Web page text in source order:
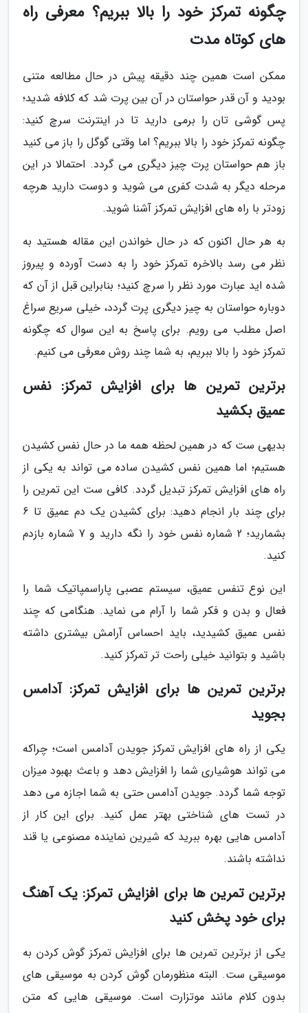
چگونه تمرکز خود را بالا ببریم؟ معرفی راه
های کوتاه مدت
ممکن است همین چند دقیقه پیش در حال مطالعه متنی
بودید و آن قدر حواستان در آن بین پرت شد که کلافه شدید؛
پس گوشی تان را برمی دارید تا در اینترنت سرچ کنید:
چگونه تمرکز خود را بالا ببریم؟ اما وقتی گوگل را باز می کنید
باز هم حواستان پرت چیز دیگری می گردد. احتمالا در این
مرحله دیگر به شدت کفری می شوید و دوست دارید هرچه
زودتر با راه های افزایش تمرکز آشنا شوید.
به هر حال اکنون که در حال خواندن این مقاله هستید به
نظر می رسد بالاخره تمرکز خود را به دست آورده و پیروز
شده اید عبارت مورد نظر را سرچ کنید؛ بنابراین قبل از آن که
دوباره حواستان به چیز دیگری پرت گردد، خیلی سریع سراغ
اصل مطلب می رویم. برای پاسخ به این سوال که چگونه
تمرکز خود را بالا ببریم، به شما چند روش معرفی می کنیم.
برترین تمرین ها برای افزایش تمرکز: نفس
عمیق بکشید
بدیهی ست که در همین لحظه همه ما در حال نفس کشیدن
هستیم؛ اما همین نفس کشیدن ساده می تواند به یکی از
راه های افزایش تمرکز تبدیل گردد. کافی ست این تمرین را
برای چند بار انجام دهید: برای کشیدن یک دم عمیق تا 6
بشمارید؛ 2 شماره نفس خود را نگه دارید و 7 شماره بازدم
کنید.
این نوع تنفس عمیق، سیستم عصبی پاراسمپاتیک شما را
فعال و بدن و فکر شما را آرام می نماید. هنگامی که چند
نفس عمیق کشیدید، باید احساس آرامش بیشتری داشته
باشید و بتوانید خیلی راحت تر تمرکز کنید.
برترین تمرین ها برای افزایش تمرکز: آدامس
بجوید
یکی از راه های افزایش تمرکز جویدن آدامس است؛ چراکه
می تواند هوشیاری شما را افزایش دهد و باعث بهبود میزان
توجه شما گردد. جویدن آدامس حتی به شما اجازه می دهد
در تست های شناختی بهتر عمل کنید. برای این کار از
آدامس هایی بهره ببرید که شیرین نماینده مصنوعی یا قند
نداشته باشند.
برترین تمرین ها برای افزایش تمرکز: یک آهنگ
برای خود پخش کنید
یکی از برترین تمرین ها برای افزایش تمرکز گوش کردن به
موسیقی ست. البته منظورمان گوش کردن به موسیقی های
بدون کلام مانند موتزارت است. موسیقی هایی که متن